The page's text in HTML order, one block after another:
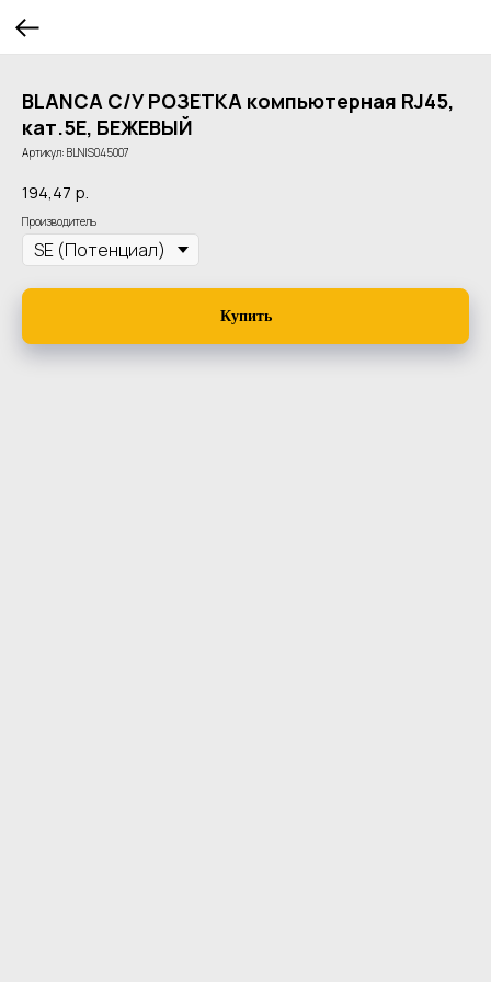
BLANCA С/У РОЗЕТКА компьютерная RJ45,
кат.5E, БЕЖЕВЫЙ
Артикул: BLNIS045007
194,47 р.
Производитель
Купить